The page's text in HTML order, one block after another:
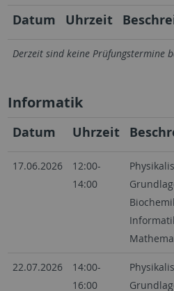
Datum Uhrzeit
Derzeit sind keine Prüfungstermine
Informatik
Datum Uhrzeit
17.06.2026
12:00-
14:00
22.07.2026
14:00-
16:00